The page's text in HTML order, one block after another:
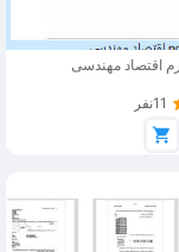
اقتصاد مهندسی
11نفر